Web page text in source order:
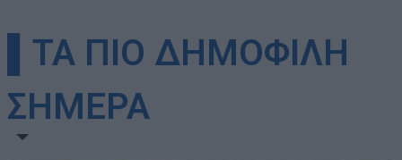
▌ΤΑ ΠΙΟ ΔΗΜΟΦΙΛΗ
ΣΗΜΕΡΑ